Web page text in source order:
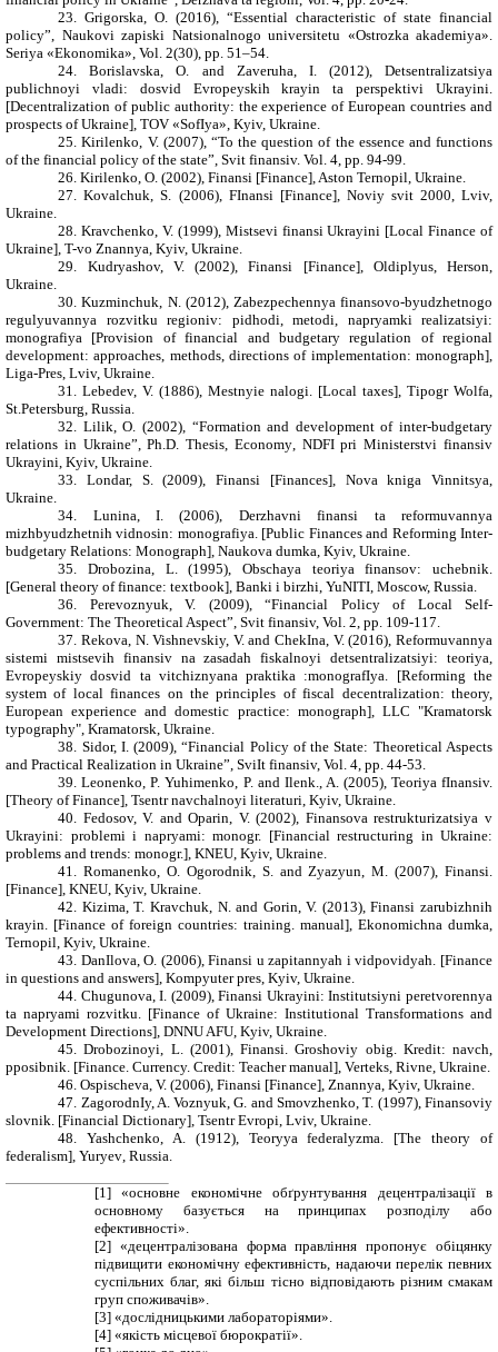
23. Grigorska, O. (2016), “Essential characteristic of state financial
policy”, Naukovi zapiski Natsionalnogo universitetu «Ostrozka akademiya».
Seriya «Ekonomika», Vol. 2(30), pp. 51–54.
24.
Borislavska, O. and Zaveruha, I. (2012), Detsentralizatsiya
publichnoyi vladi: dosvid Evropeyskih krayin ta perspektivi Ukrayini.
[Decentralization of public authority: the experience of European countries and
prospects of Ukraine], TOV «SofIya», Kyiv, Ukraine.
25. Kirilenko, V. (2007), “To the question of the essence and functions
of the financial policy of the state”, Svit finansiv. Vol. 4, pp. 94-99.
26. Kirilenko, O. (2002), Finansi [Finance], Aston Ternopil, Ukraine.
27. Kovalchuk, S. (2006), FInansi [Finance], Noviy svit 2000, Lviv,
Ukraine.
28. Kravchenko, V. (1999), Mistsevi finansi Ukrayini [Local Finance of
Ukraine], T-vo Znannya, Kyiv, Ukraine.
29.
Kudryashov, V. (2002), Finansi [Finance], Oldiplyus, Herson,
Ukraine.
30. Kuzminchuk, N. (2012), Zabezpechennya finansovo-byudzhetnogo
regulyuvannya rozvitku regioniv: pidhodi, metodi, napryamki realizatsiyi:
monografiya [Provision of financial and budgetary regulation of regional
development: approaches, methods, directions of implementation: monograph],
Liga-Pres, Lviv, Ukraine.
31. Lebedev, V. (1886), Mestnyie nalogi. [Local taxes], Tipogr Wolfa,
St.Petersburg, Russia.
32. Lilik, O. (2002), “Formation and development of inter-budgetary
relations in Ukraine”,Ph.D. Thesis, Economy, NDFI pri Ministerstvi finansiv
Ukrayini, Kyiv, Ukraine.
33. Londar, S. (2009), Finansi [Finances], Nova kniga Vinnitsya,
Ukraine.
34.
Lunina, I. (2006), Derzhavni finansi ta reformuvannya
mizhbyudzhetnih vidnosin: monografiya. [Public Finances and Reforming Inter-
budgetary Relations: Monograph], Naukova dumka, Kyiv, Ukraine.
35.
Drobozina, L. (1995), Obschaya teoriya finansov: uchebnik.
[General theory of finance: textbook], Banki i birzhi, YuNITI, Moscow, Russia.
36.
Perevoznyuk, V. (2009), “Financial Policy of Local Self-
Government: The Theoretical Aspect”, Svit finansiv, Vol. 2, pp. 109-117.
37. Rekova, N. Vishnevskiy, V. and ChekIna, V. (2016), Reformuvannya
sistemi mistsevih finansiv na zasadah fiskalnoyi detsentralizatsiyi: teoriya,
Evropeyskiy dosvid ta vitchiznyana praktika :monografIya. [Reforming the
system of local finances on the principles of fiscal decentralization: theory,
European experience and domestic practice: monograph], LLC "Kramatorsk
typography", Kramatorsk, Ukraine.
38. Sidor, I. (2009), “Financial Policy of the State: Theoretical Aspects
and Practical Realization in Ukraine”, SviIt finansiv, Vol. 4, pp. 44-53.
39. Leonenko, P. Yuhimenko, P. and Ilenk., A. (2005), Teoriya fInansiv.
[Theory of Finance], Tsentr navchalnoyi literaturi, Kyiv, Ukraine.
40. Fedosov, V. andOparin, V. (2002), Finansova restrukturizatsiya v
Ukrayini: problemi i napryami: monogr. [Financial restructuring in Ukraine:
problems and trends: monogr.], KNEU, Kyiv, Ukraine.
41. Romanenko, O. Ogorodnik, S.andZyazyun, M. (2007), Finansi.
[Finance], KNEU, Kyiv, Ukraine.
42. Kizima, T. Kravchuk, N.and Gorin, V. (2013), Finansi zarubizhnih
krayin. [Finance of foreign countries: training. manual], Ekonomichna dumka,
Ternopil, Kyiv, Ukraine.
43. DanIlova, O. (2006), Finansi u zapitannyah i vidpovidyah. [Finance
in questions and answers], Kompyuter pres, Kyiv, Ukraine.
44. Chugunova, I. (2009), Finansi Ukrayini: Institutsiyni peretvorennya
ta napryami rozvitku. [Finance of Ukraine: Institutional Transformations and
Development Directions], DNNU AFU, Kyiv, Ukraine.
45. Drobozinoyi, L. (2001), Finansi. Groshoviy obig. Kredit: navch,
pposibnik. [Finance. Currency. Credit: Teacher manual], Verteks, Rivne, Ukraine.
46. Ospischeva, V. (2006), Finansi [Finance], Znannya, Kyiv, Ukraine.
47. ZagorodnIy, A. Voznyuk, G. andSmovzhenko, T. (1997), Finansoviy
slovnik. [Financial Dictionary], Tsentr Evropi, Lviv, Ukraine.
48.
Yashchenko, A. (1912), Teoryya federalyzma. [The theory of
federalism], Yuryev, Russia.
[1] «основне економічне обґрунтування децентралізації в
основному базується на принципах розподілу або
ефективності».
[2] «децентралізована форма правління пропонує обіцянку
підвищити економічну ефективність, надаючи перелік певних
суспільних благ, які більш тісно відповідають різним смакам
груп споживачів».
[3] «дослідницькими лабораторіями».
[4] «якість місцевої бюрократії».